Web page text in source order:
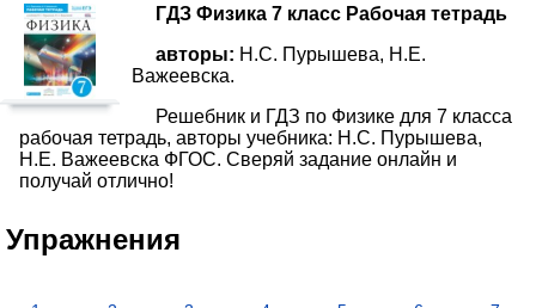
ГДЗ Физика 7 класс Рабочая тетрадь
авторы: Н.С. Пурышева, Н.Е.
Важеевска.
Решебник и ГДЗ по Физике для 7 класса
рабочая тетрадь, авторы учебника: Н.С. Пурышева,
Н.Е. Важеевска ФГОС. Сверяй задание онлайн и
получай отлично!
Упражнения